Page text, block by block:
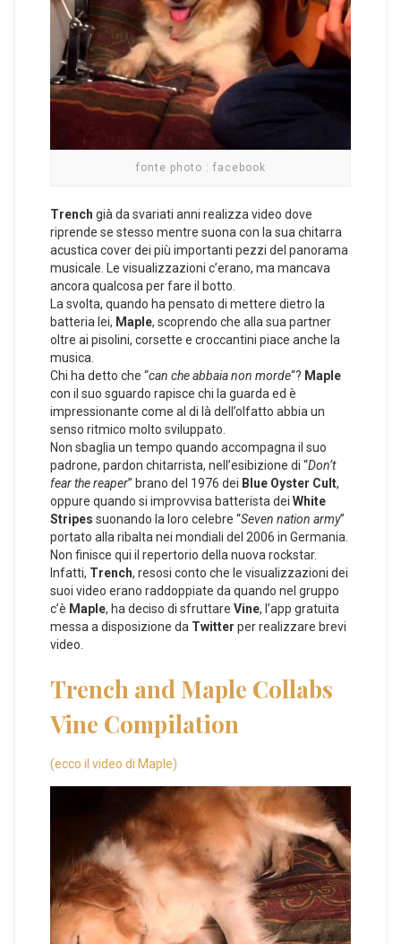
fonte photo : facebook
Trench già da svariati anni realizza video dove
riprende se stesso mentre suona con la sua chitarra
acustica cover dei più importanti pezzi del panorama
musicale. Le visualizzazioni c’erano, ma mancava
ancora qualcosa per fare il botto.
La svolta, quando ha pensato di mettere dietro la
batteria lei, Maple, scoprendo che alla sua partner
oltre ai pisolini, corsette e croccantini piace anche la
musica.
Chi ha detto che “can che abbaia non morde“? Maple
con il suo sguardo rapisce chi la guarda ed è
impressionante come al di là dell’olfatto abbia un
senso ritmico molto sviluppato.
Non sbaglia un tempo quando accompagna il suo
padrone, pardon chitarrista, nell’esibizione di “Don’t
fear the reaper” brano del 1976 dei Blue Oyster Cult,
oppure quando si improvvisa batterista dei White
Stripes suonando la loro celebre “Seven nation army”
portato alla ribalta nei mondiali del 2006 in Germania.
Non finisce qui il repertorio della nuova rockstar.
Infatti, Trench, resosi conto che le visualizzazioni dei
suoi video erano raddoppiate da quando nel gruppo
c’è Maple, ha deciso di sfruttare Vine, l’app gratuita
messa a disposizione da Twitter per realizzare brevi
video.
Trench and Maple Collabs
Vine Compilation
(ecco il video di Maple)